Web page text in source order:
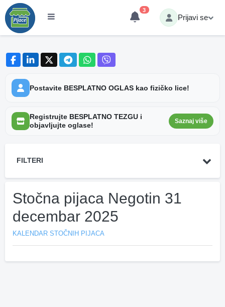
3
Prijavi se
Postavite BESPLATNO OGLAS kao fizičko lice!
Registrujte BESPLATNO TEZGU i
objavljujte oglase!
Saznaj više
FILTERI
Stočna pijaca Negotin 31
decembar 2025
KALENDAR STOČNIH PIJACA